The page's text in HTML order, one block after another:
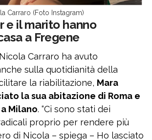
Carraro (Foto Instagram)
e il marito hanno
a Fregene
Carraro ha avuto
sulla quotidianità della
la riabilitazione, Mara
la sua abitazione di Roma e
Milano. “Ci sono stati dei
proprio per rendere più
di Nicola – spiega – Ho lasciato